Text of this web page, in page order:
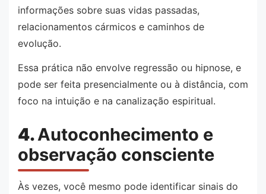
informações sobre suas vidas passadas,
relacionamentos cármicos e caminhos de
evolução.
Essa prática não envolve regressão ou hipnose, e
pode ser feita presencialmente ou à distância, com
foco na intuição e na canalização espiritual.
4.Autoconhecimento e
observação consciente
Às vezes, você mesmo pode identificar sinais do